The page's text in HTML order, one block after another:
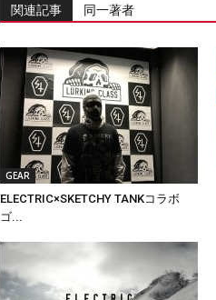
関連記事 同一著者
GEAR
ELECTRIC×SKETCHY TANKコラボ
ゴ...